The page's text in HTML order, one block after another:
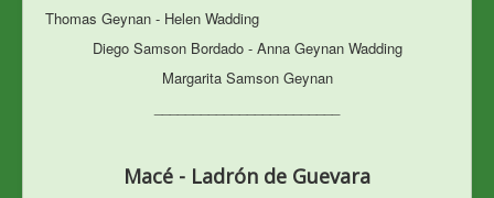
Thomas Geynan - Helen Wadding
Diego Samson Bordado - Anna Geynan Wadding
Margarita Samson Geynan
Macé - Ladrón de Guevara